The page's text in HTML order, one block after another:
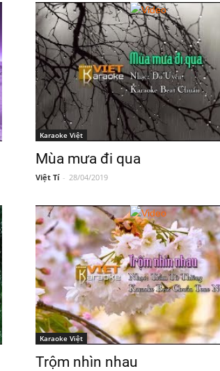
Karaoke Việt
Mùa mưa đi qua
Việt Tí - 28/04/2019
Karaoke Việt
Trộm nhìn nhau